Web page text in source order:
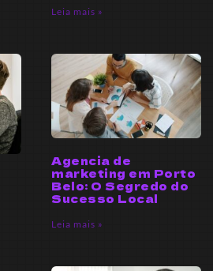
Leia mais »
Agencia de
marketing em Porto
Belo: O Segredo do
Sucesso Local
Leia mais »